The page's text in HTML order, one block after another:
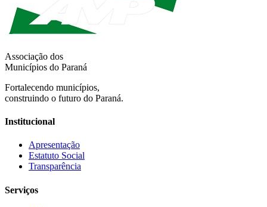
Associação dos
Municípios do Paraná
Fortalecendo municípios,
construindo o futuro do Paraná.
Institucional
Apresentação
Estatuto Social
Transparência
Serviços